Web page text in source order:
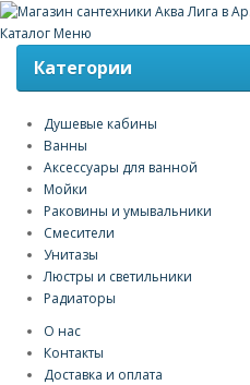
Каталог Меню
Категории
Душевые кабины
Ванны
Аксессуары для ванной
Мойки
Раковины и умывальники
Смесители
Унитазы
Люстры и светильники
Радиаторы
О нас
Контакты
Доставка и оплата